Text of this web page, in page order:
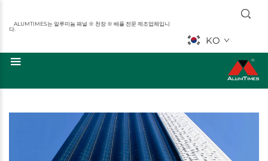
ALUMTIMES는 알루미늄 패널 ※ 천장 ※ 배플 전문 제조업체입니
다.
KO